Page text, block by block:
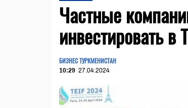
Частные
инвестировать в
БИЗНЕС ТУРКМЕНИСТАН
10:29 27.04.2024